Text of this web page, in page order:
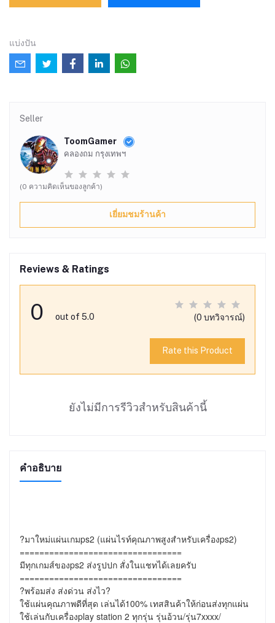
แบ่งปัน
Seller
ToomGamer
คลองถม กรุงเทพฯ
(0 ความคิดเห็นของลูกค้า)
เยี่ยมชมร้านค้า
Reviews & Ratings
0 out of 5.0 (0 บทวิจารณ์)
Rate this Product
ยังไม่มีการรีวิวสำหรับสินค้านี้
คำอธิบาย
?มาใหม่แผ่นเกมps2 (แผ่นไรท์คุณภาพสูงสำหรับเครื่องps2)
=================================
มีทุกเกมส์ของps2 ส่งรูปปก สั่งในแชทได้เลยครับ
=================================
?พร้อมส่ง ส่งด่วน ส่งไว?
ใช้แผ่นคุณภาพดีที่สุด เล่นได้100% เทสสินค้าให้ก่อนส่งทุกแผ่น
ใช้เล่นกับเครื่องplay station 2 ทุกรุ่น รุ่นอ้วน/รุ่น7xxxx/